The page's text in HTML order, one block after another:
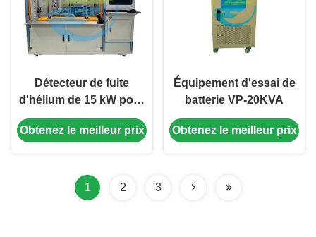
Détecteur de fuite
d'hélium de 15 kW pour
boîtier de batterie
automobile pour
Obtenez le meilleur prix
Équipement d'essai de
batterie VP-20KVA
Obtenez le meilleur prix
1 2 3